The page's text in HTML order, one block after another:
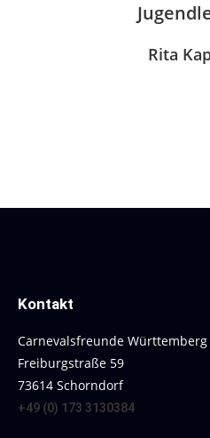
Rita
Kontakt
Carnevalsfreunde Württemberg
Freiburgstraße 59
73614 Schorndorf
+49 (0) 173 3130384